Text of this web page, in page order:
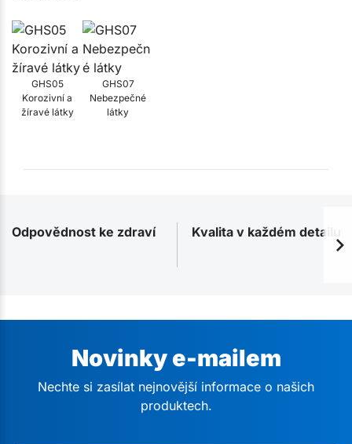
GHS05
Korozivní a
žíravé látky
GHS07
Nebezpečné
látky
Odpovědnost ke zdraví Kvalita v každém detailu
Novinky e-mailem
Nechte si zasílat nejnovější informace o našich
produktech.